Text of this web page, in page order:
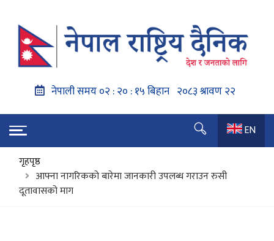
EN
गृहपृष्ठ
आफ्ना नागरिकको बारेमा जानकारी उपलब्ध गराउन रुसी
दूतावासको माग